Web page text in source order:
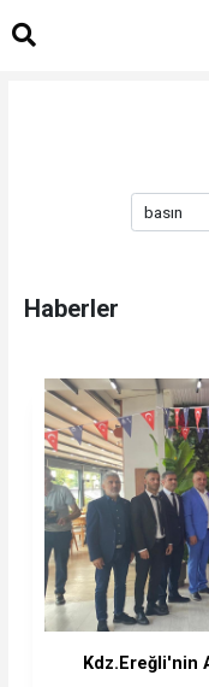
Haberler
Kdz.Ereğli'nin